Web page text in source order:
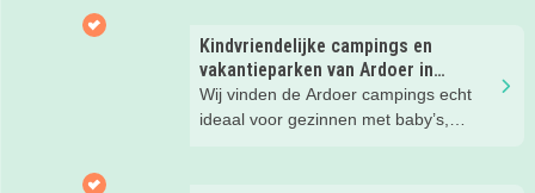
Kindvriendelijke campings en
vakantieparken van Ardoer in
Nederland
Wij vinden de Ardoer campings echt
ideaal voor gezinnen met baby’s,